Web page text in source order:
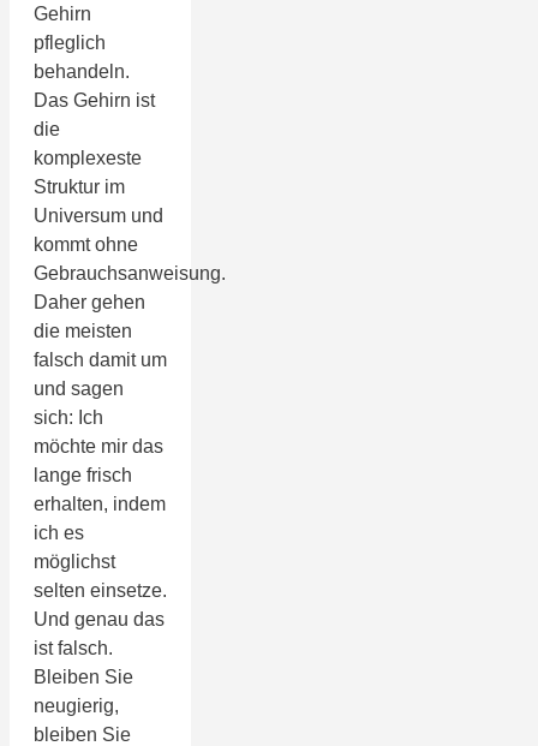
Gehirn
pfleglich
behandeln.
Das Gehirn ist
die
komplexeste
Struktur im
Universum und
kommt ohne
Gebrauchsanweisung.
Daher gehen
die meisten
falsch damit um
und sagen
sich: Ich
möchte mir das
lange frisch
erhalten, indem
ich es
möglichst
selten einsetze.
Und genau das
ist falsch.
Bleiben Sie
neugierig,
bleiben Sie